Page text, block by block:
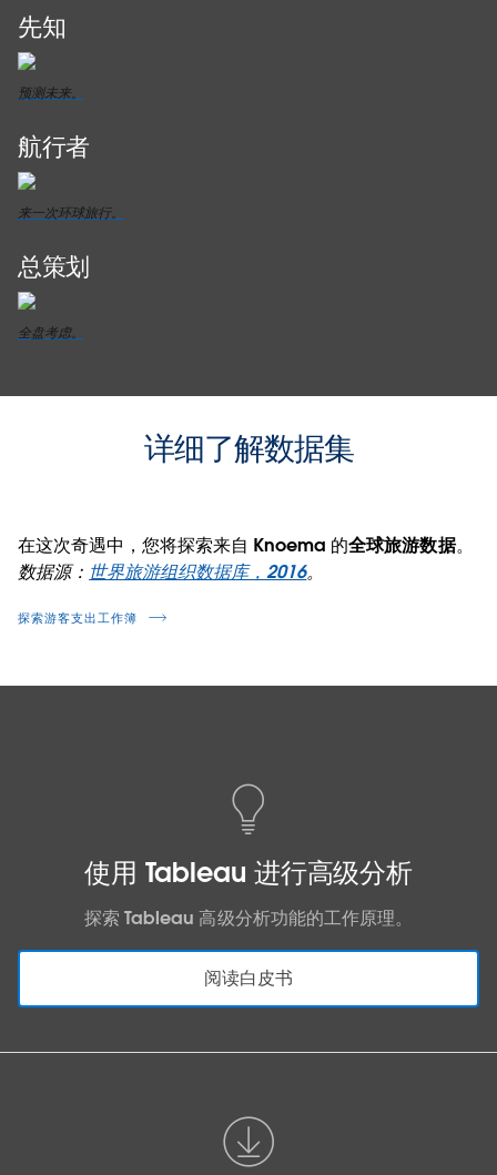
先知
预测未来。
航行者
来一次环球旅行。
总策划
全盘考虑。
详细了解数据集
在这次奇遇中，您将探索来自 Knoema 的全球旅游数据。
数据源： 世界旅游组织数据库，2016。
探索游客支出工作簿
使用 Tableau 进行高级分析
探索 Tableau 高级分析功能的工作原理。
阅读白皮书